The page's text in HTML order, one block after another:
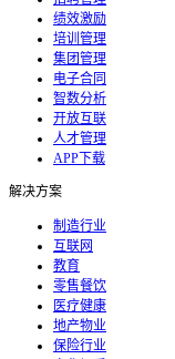
绩效激励
培训管理
集团管理
电子合同
智数分析
开放互联
人才管理
APP下载
解决方案
制造行业
互联网
教育
零售餐饮
医疗健康
地产物业
保险行业